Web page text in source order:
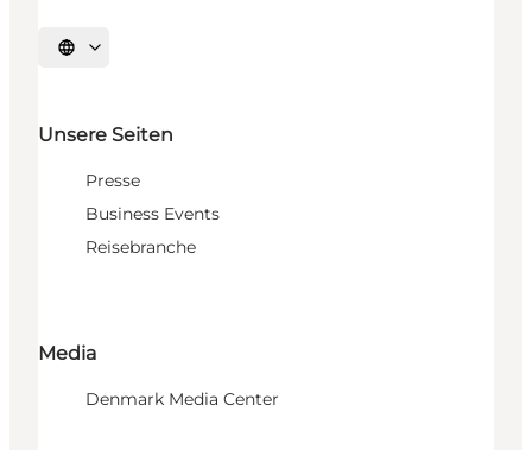
Sprache auswählen
Unsere Seiten
Presse
Business Events
Reisebranche
Media
Denmark Media Center